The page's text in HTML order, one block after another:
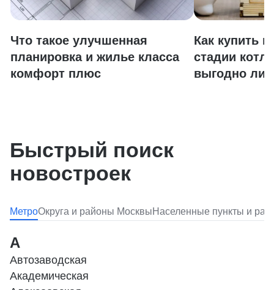
Что такое улучшенная
планировка и жилье класса
комфорт плюс
Как купить
стадии
выгодно ли
Быстрый поиск
новостроек
МетроОкруга и районы МосквыНаселенные пункты и
А
Автозаводская
Академическая